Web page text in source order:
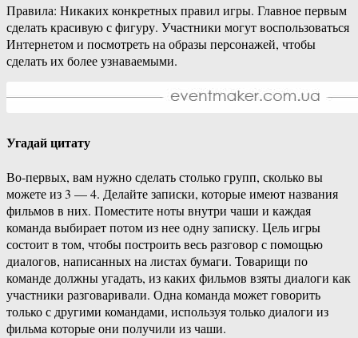
Правила: Никаких конкретных правил игры. Главное первым
сделать красивую с фигуру. Участники могут воспользоваться
Интернетом и посмотреть на образы персонажей, чтобы
сделать их более узнаваемыми.
Угадай цитату
Во-первых, вам нужно сделать столько групп, сколько вы
можете из 3 — 4. Делайте записки, которые имеют названия
фильмов в них. Поместите ноты внутри чаши и каждая
команда выбирает потом из нее одну записку. Цель игры
состоит в том, чтобы построить весь разговор с помощью
диалогов, написанных на листах бумаги. Товарищи по
команде должны угадать, из каких фильмов взяты диалоги как
участники разговаривали. Одна команда может говорить
только с другими командами, используя только диалоги из
фильма которые они получили из чаши.